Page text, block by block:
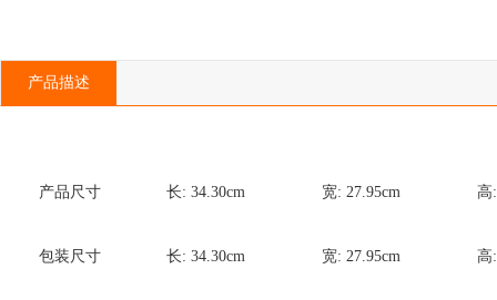
产品描述
产品尺寸 长: 34.30cm 宽: 27.95cm
包装尺寸 长: 34.30cm 宽: 27.95cm